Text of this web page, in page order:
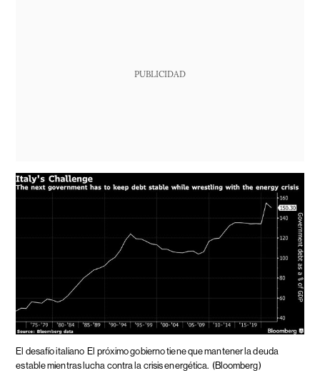
PUBLICIDAD
El desafío italiano El próximo gobierno tiene que mantener la deuda
estable mientras lucha contra la crisis energética. (Bloomberg)